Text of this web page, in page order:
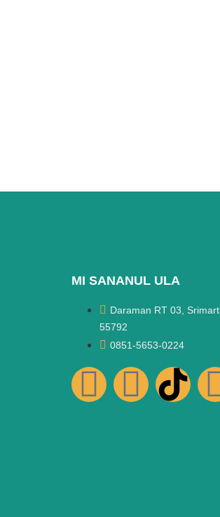
MI SANANUL ULA
Daraman RT 03,
55792
0851-5653-0224